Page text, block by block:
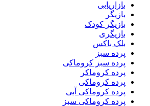
بازاریابی
بازیگر
بازیگر کودک
بازیگری
بلک باکس
پرده سبز
پرده سبز کروماکی
پرده کروماکر
پرده کروماکی
پرده کروماکی آبی
پرده کروماکی سبز